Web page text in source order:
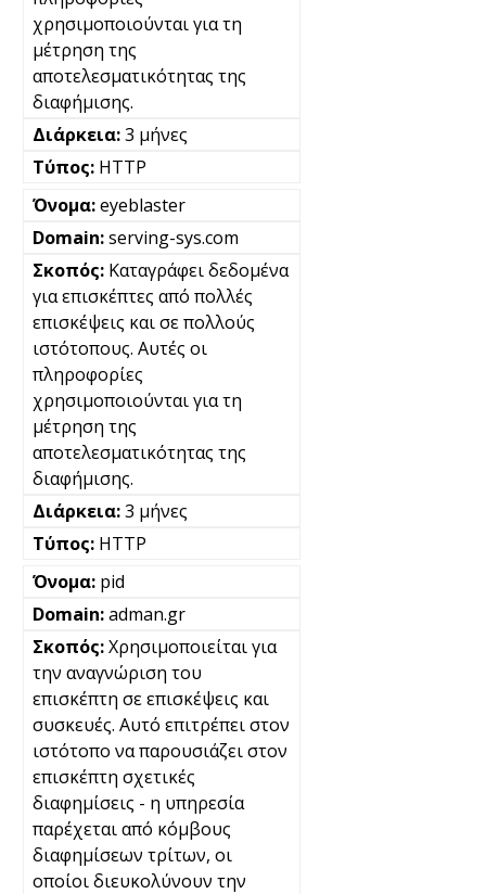
χρησιμοποιούνται για τη
μέτρηση της
αποτελεσματικότητας της
διαφήμισης.
3 μήνες
HTTP
eyeblaster
serving-sys.com
Καταγράφει δεδομένα
για επισκέπτες από πολλές
επισκέψεις και σε πολλούς
ιστότοπους. Αυτές οι
πληροφορίες
χρησιμοποιούνται για τη
μέτρηση της
αποτελεσματικότητας της
διαφήμισης.
3 μήνες
HTTP
pid
adman.gr
Χρησιμοποιείται για
την αναγνώριση του
επισκέπτη σε επισκέψεις και
συσκευές. Αυτό επιτρέπει στον
ιστότοπο να παρουσιάζει στον
επισκέπτη σχετικές
διαφημίσεις - η υπηρεσία
παρέχεται από κόμβους
διαφημίσεων τρίτων, οι
οποίοι διευκολύνουν την